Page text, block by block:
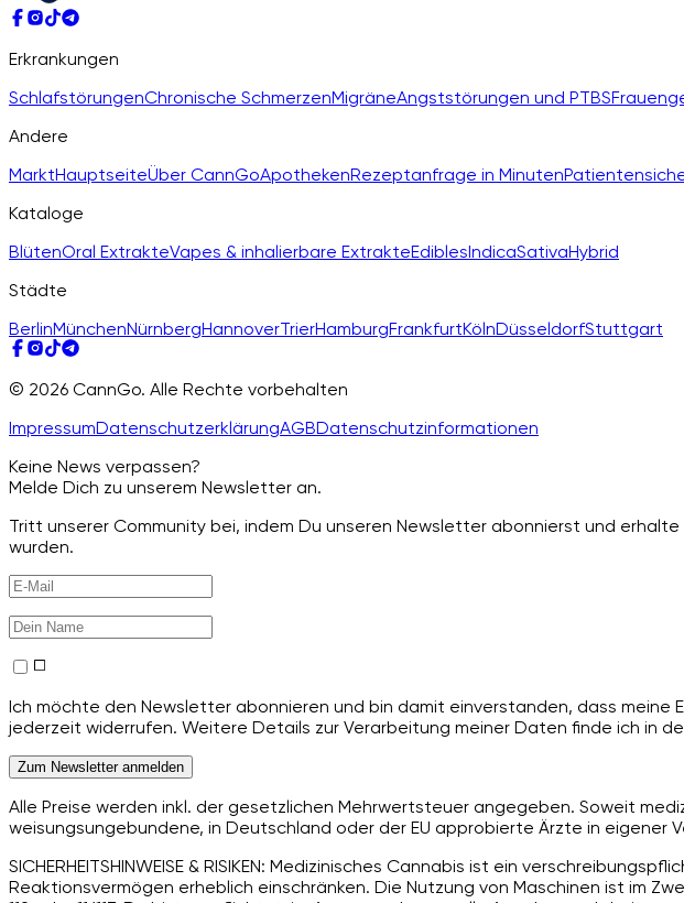
Erkrankungen
SchlafstörungenChronische SchmerzenMigräneAngststörungen und PTBS
Andere
MarktHauptseiteÜber CannGoApothekenRezeptanfrage in Minuten
Kataloge
BlütenOral ExtrakteVapes & inhalierbare ExtrakteEdiblesIndicaSativaHybrid
Städte
BerlinMünchenNürnbergHannoverTrierHamburgFrankfurtKölnDüsseldorfStuttgart
© 2026 CannGo. Alle Rechte vorbehalten
ImpressumDatenschutzerklärungAGBDatenschutzinformationen
Keine News verpassen?
Melde Dich zu unserem Newsletter an.
Tritt unserer Community bei, indem Du unseren Newsletter abonnierst und
wurden.
Ich möchte den Newsletter abonnieren und bin damit einverstanden, dass meine
jederzeit widerrufen. Weitere Details zur Verarbeitung meiner Daten finde ich in
Zum Newsletter anmelden
Alle Preise werden inkl. der gesetzlichen Mehrwertsteuer angegeben. Soweit
weisungsungebundene, in Deutschland oder der EU approbierte Ärzte in
SICHERHEITSHINWEISE & RISIKEN: Medizinisches Cannabis ist ein
Reaktionsvermögen erheblich einschränken. Die Nutzung von Maschinen ist im